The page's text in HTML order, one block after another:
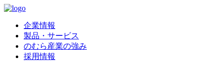
企業情報
製品・サービス
のむら産業の強み
採用情報